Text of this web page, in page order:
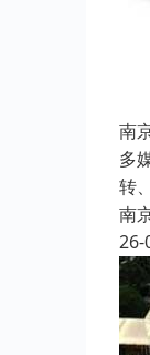
南
多
转
南
26-